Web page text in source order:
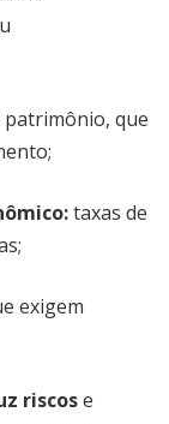
patrimônio, que
taxas de
exigem
riscose